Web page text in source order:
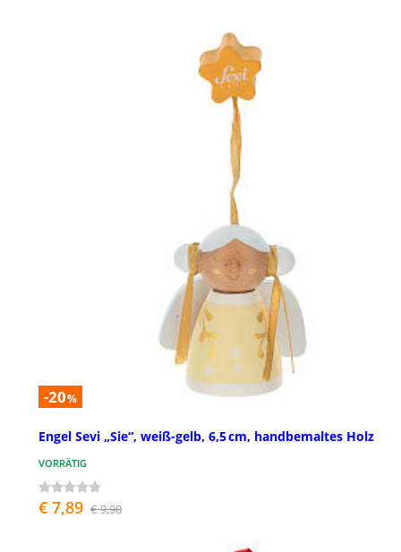
-20%
Engel Sevi „Sie“, weiß-gelb, 6,5 cm, handbemaltes Holz
VORRÄTIG
€ 7,89 € 9,90